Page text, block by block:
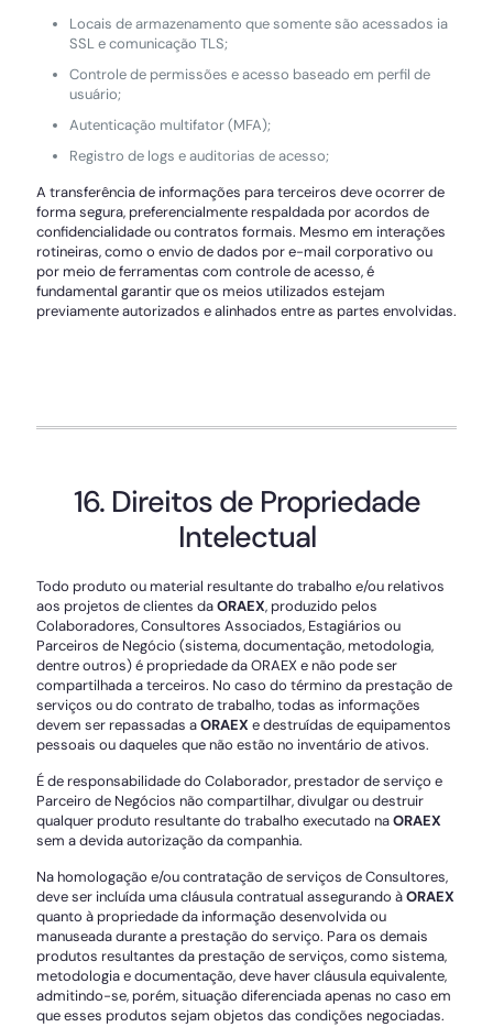
Locais de armazenamento que somente são acessados ia
SSL e comunicação TLS;
Controle de permissões e acesso baseado em perfil de
usuário;
Autenticação multifator (MFA);
Registro de logs e auditorias de acesso;
A transferência de informações para terceiros deve ocorrer de
forma segura, preferencialmente respaldada por acordos de
confidencialidade ou contratos formais. Mesmo em interações
rotineiras, como o envio de dados por e-mail corporativo ou
por meio de ferramentas com controle de acesso, é
fundamental garantir que os meios utilizados estejam
previamente autorizados e alinhados entre as partes envolvidas.
16. Direitos de Propriedade
Intelectual
Todo produto ou material resultante do trabalho e/ou relativos
aos projetos de clientes daORAEX, produzido pelos
Colaboradores, Consultores Associados, Estagiários ou
Parceiros de Negócio (sistema, documentação, metodologia,
dentre outros) é propriedade da ORAEX e não pode ser
compartilhada a terceiros. No caso do término da prestação de
serviços ou do contrato de trabalho, todas as informações
devem ser repassadas aORAEX e destruídas de equipamentos
pessoais ou daqueles que não estão no inventário de ativos.
É de responsabilidade do Colaborador, prestador de serviço e
Parceiro de Negócios não compartilhar, divulgar ou destruir
qualquer produto resultante do trabalho executado naORAEX
sem a devida autorização da companhia.
Na homologação e/ou contratação de serviços de Consultores,
deve ser incluída uma cláusula contratual assegurando àORAEX
quanto à propriedade da informação desenvolvida ou
manuseada durante a prestação do serviço. Para os demais
produtos resultantes da prestação de serviços, como sistema,
metodologia e documentação, deve haver cláusula equivalente,
admitindo-se, porém, situação diferenciada apenas no caso em
que esses produtos sejam objetos das condições negociadas.